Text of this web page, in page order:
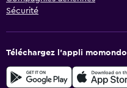
Sécurité
Téléchargez l’appli momondo